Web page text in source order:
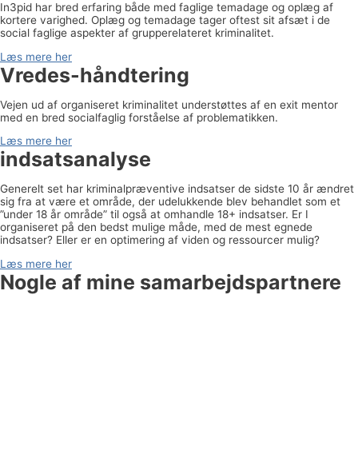
In3pid har bred erfaring både med faglige temadage og oplæg af
kortere varighed. Oplæg og temadage tager oftest sit afsæt i de
social faglige aspekter af grupperelateret kriminalitet.
Læs mere her
Vredes-håndtering
Vejen ud af organiseret kriminalitet understøttes af en exit mentor
med en bred socialfaglig forståelse af problematikken.
Læs mere her
indsatsanalyse
Generelt set har kriminalpræventive indsatser de sidste 10 år ændret
sig fra at være et område, der udelukkende blev behandlet som et
”under 18 år område” til også at omhandle 18+ indsatser. Er I
organiseret på den bedst mulige måde, med de mest egnede
indsatser? Eller er en optimering af viden og ressourcer mulig?
Læs mere her
Nogle af mine samarbejdspartnere